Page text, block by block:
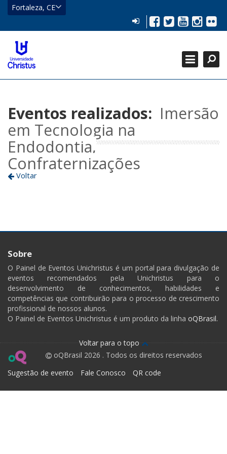
CE
Fortaleza, CE
Facebook
Twitter
LOGIN
Localizar
Eventos realizados: Imersão
em Tecnologia na
Endodontia,
Confraternizações
Voltar
Sobre
O Painel de Eventos Unichristus é um portal para divulgação de
eventos recomendados pela Unichristus para o
desenvolvimento de conhecimentos, habilidades e
competências que contribuirão para o processo de crescimento
profissional de nossos alunos.
O Painel de Eventos Unichristus é um produto da linha oQBrasil.
Voltar para o topo
oQBrasil 2026 . Todos os direitos reservados
Sugestão de evento
Fale Conosco QR code
HOME
PÓS-GRADUAÇÃO +